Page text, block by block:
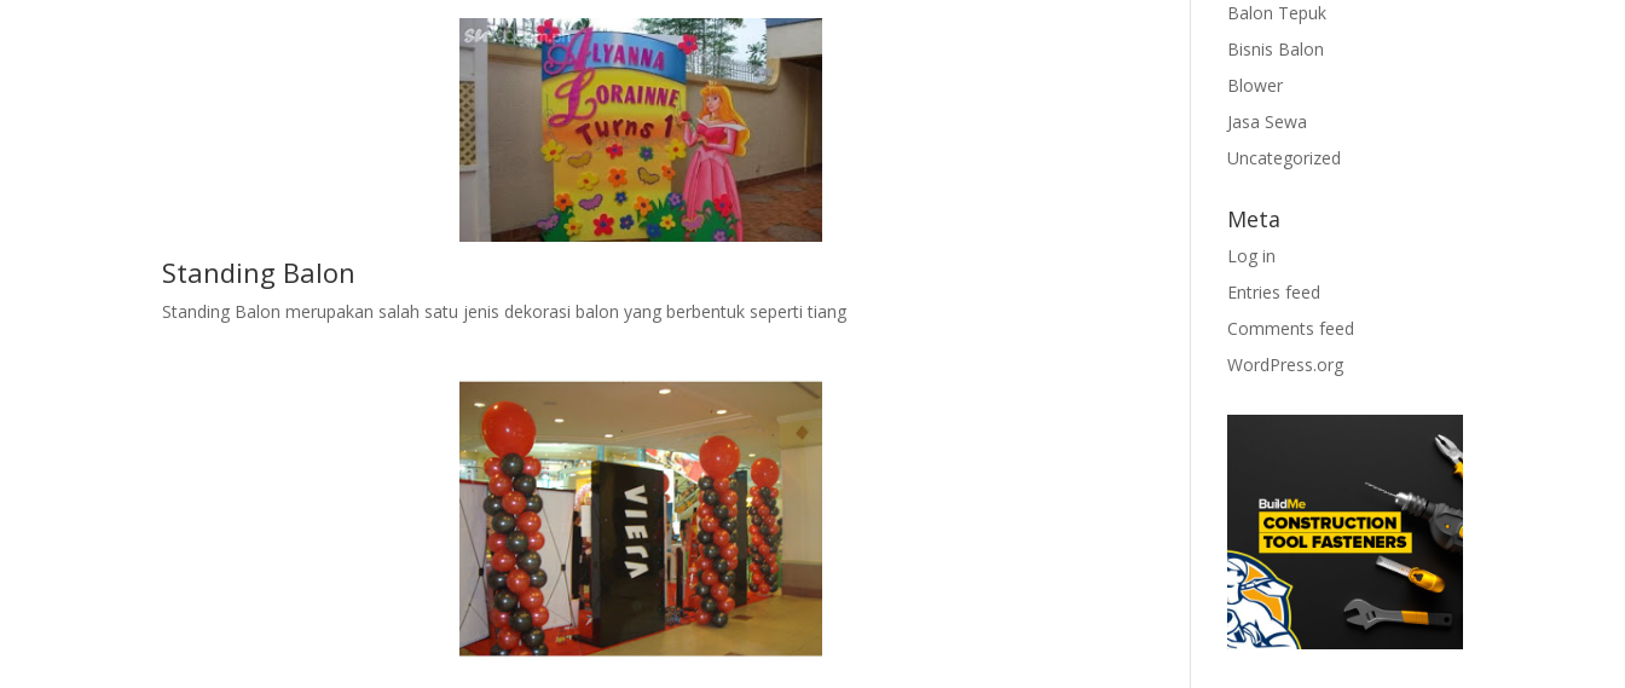
Standing Balon
Standing Balon merupakan salah satu jenis dekorasi balon yang berbentuk seperti tiang
Balon Tepuk
Bisnis Balon
Blower
Jasa Sewa
Uncategorized
Meta
Log in
Entries feed
Comments feed
WordPress.org